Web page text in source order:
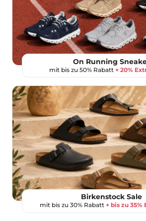
On Running
mit bis zu 50% Rabatt + 20%
Birkenstock Sale
mit bis zu 30% Rabatt + bis zu 35%